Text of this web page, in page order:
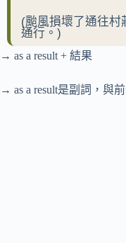
(颱風損壞了通往村
通行。)
→ as a result + 結果
→ as a result是副詞，與